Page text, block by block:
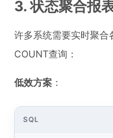
3. 状态聚合报
许多系统需要实时聚合
COUNT查询：
低效方案 ：
SQL